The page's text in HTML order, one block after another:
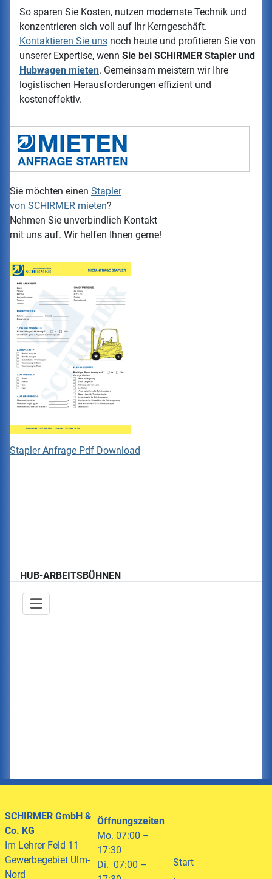
HUB-ARBEITSBÜHNEN
So sparen Sie Kosten, nutzen modernste Technik und
konzentrieren sich voll auf Ihr Kerngeschäft.
Kontaktieren Sie uns noch heute und profitieren Sie von
unserer Expertise, wenn Sie bei SCHIRMER Stapler und
Hubwagen mieten. Gemeinsam meistern wir Ihre
logistischen Herausforderungen effizient und
kosteneffektiv.
Sie möchten einen Stapler
von SCHIRMER mieten?
Nehmen Sie unverbindlich Kontakt
mit uns auf. Wir helfen Ihnen gerne!
Stapler Anfrage Pdf Download
SCHIRMER GmbH &
Co. KG
Im Lehrer Feld 11
Gewerbegebiet Ulm-
Nord
Öffnungszeiten
Mo. 07:00 –
17:30
Di. 07:00 –
Start